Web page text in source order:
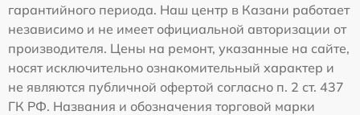
гарантийного периода. Наш центр в Казани работает
независимо и не имеет официальной авторизации от
производителя. Цены на ремонт, указанные на сайте,
носят исключительно ознакомительный характер и
не являются публичной офертой согласно п. 2 ст. 437
ГК РФ. Названия и обозначения торговой марки